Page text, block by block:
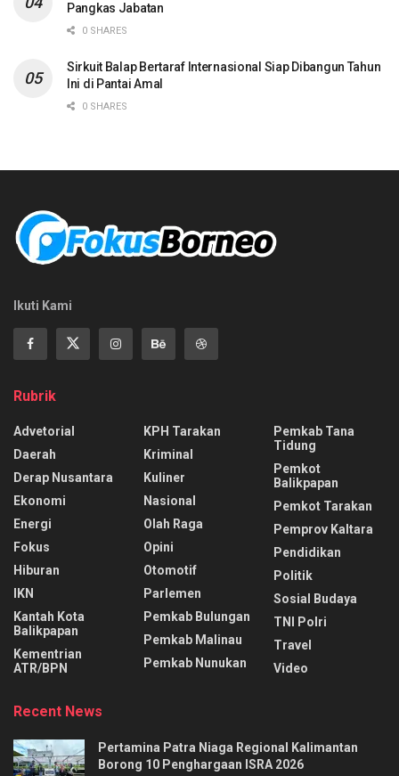
Pangkas Jabatan
0 SHARES
Sirkuit Balap Bertaraf Internasional Siap Dibangun Tahun
Ini di Pantai Amal
0 SHARES
Ikuti Kami
Rubrik
Advetorial
Daerah
Derap Nusantara
Ekonomi
Energi
Fokus
Hiburan
IKN
Kantah Kota
Balikpapan
Kementrian
ATR/BPN
KPH Tarakan
Kriminal
Kuliner
Nasional
Olah Raga
Opini
Otomotif
Parlemen
Pemkab Bulungan
Pemkab Malinau
Pemkab Nunukan
Pemkab Tana
Tidung
Pemkot
Balikpapan
Pemkot Tarakan
Pemprov Kaltara
Pendidikan
Politik
Sosial Budaya
TNI Polri
Travel
Video
Recent News
Pertamina Patra Niaga Regional Kalimantan
Borong 10 Penghargaan ISRA 2026